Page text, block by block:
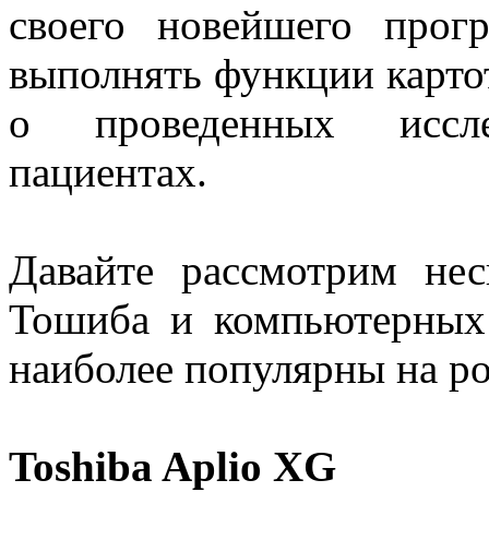
своего новейшего
выполнять функции
о проведенных
пациентах.
Давайте рассмотрим
Тошиба и
наиболее популярны на
Toshiba Aplio XG